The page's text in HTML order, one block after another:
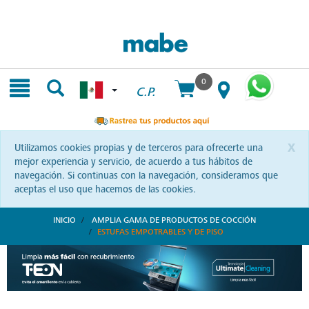
C.P.
0
x
Utilizamos cookies propias y de terceros para ofrecerte una
mejor experiencia y servicio, de acuerdo a tus hábitos de
navegación. Si continuas con la navegación, consideramos que
aceptas el uso que hacemos de las cookies.
INICIO
AMPLIA GAMA DE PRODUCTOS DE COCCIÓN
ESTUFAS EMPOTRABLES Y DE PISO